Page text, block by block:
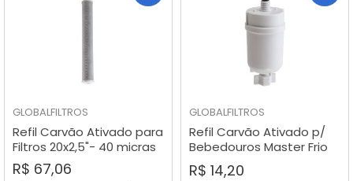
GLOBALFILTROS
Refil Carvão Ativado para
Filtros 20x2,5"- 40 micras
R$ 67,06
GLOBALFILTROS
Refil Carvão Ativado p/
Bebedouros Master Frio
MF40 e MFA40
R$ 14,20